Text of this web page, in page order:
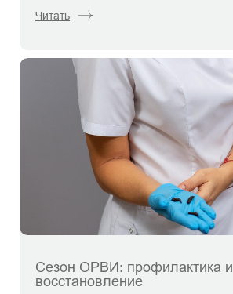
Читать
Сезон ОРВИ: профилактика и
восстановление